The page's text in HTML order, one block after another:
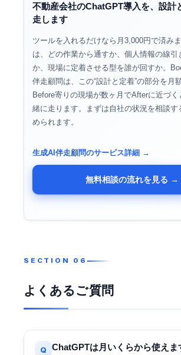
不動産会社のChatGPT導入を、設計
走します
ツールを入れるだけなら月3,000円で済み
は、どの作業から通すか、個人情報の線引
か、現場に定着させる型を誰が回すか。
伴走顧問は、この“設計と定着”の部分を月
Before寄りの現場が数ヶ月でAfterに近づく
緒に走ります。まずは自社の状況を相談す
められます。
生成AI伴走顧問のサービス詳細 →
無料相談の流れを見る →
よくあるご質問
Q
ChatGPTは月いくらから使えま